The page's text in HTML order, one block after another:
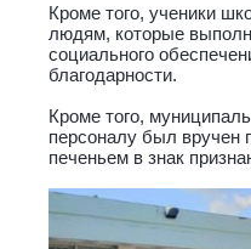
Кроме того, ученики
людям, которые
социального
благодарности.
Кроме того,
персоналу был вручен
печеньем в знак